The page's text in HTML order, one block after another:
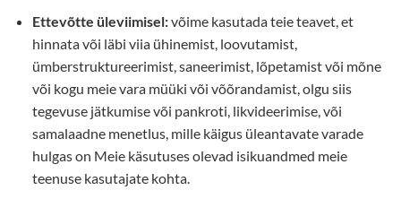
Ettevõtte üleviimisel:võime kasutada teie teavet, et
hinnata või läbi viia ühinemist, loovutamist,
ümberstruktureerimist, saneerimist, lõpetamist või mõne
või kogu meie vara müüki või võõrandamist, olgu siis
tegevuse jätkumise või pankroti, likvideerimise, või
samalaadne menetlus, mille käigus üleantavate varade
hulgas on Meie käsutuses olevad isikuandmed meie
teenuse kasutajate kohta.